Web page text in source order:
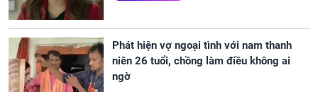
Phát hiện vợ ngoại tình với nam thanh
niên 26 tuổi, chồng làm điều không ai
ngờ